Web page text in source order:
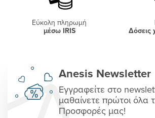
Εύκολη πληρωμή
μέσω IRIS
Δόσεις
Anesis Newsletter
Εγγραφείτε στο
μαθαίνετε πρώτοι όλα
Προσφορές μας!